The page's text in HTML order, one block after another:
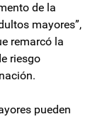
de la
mayores”,
remarcó la
riesgo
pueden